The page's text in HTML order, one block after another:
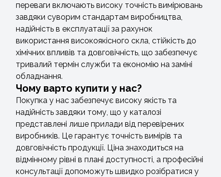
переваги включають високу точність вимірювань
завдяки суворим стандартам виробництва,
надійність в експлуатації за рахунок
використання високоякісного скла, стійкість до
хімічних впливів та довговічність, що забезпечує
тривалий термін служби та економію на заміні
обладнання.
Чому варто купити у нас?
Покупка у нас забезпечує високу якість та
надійність завдяки тому, що у каталозі
представлені лише прилади від перевірених
виробників. Це гарантує точність вимірів та
довговічність продукції. Ціна знаходиться на
відмінному рівні в плані доступності, а професійні
консультації допоможуть швидко розібратися у